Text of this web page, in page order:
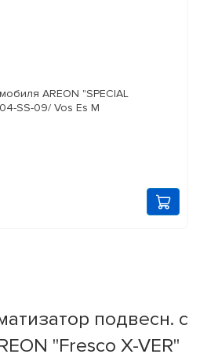
AREON "SPECIAL
(/704-SS-09/ Vos Es M
подвесн. с
"Fresco X-VER"